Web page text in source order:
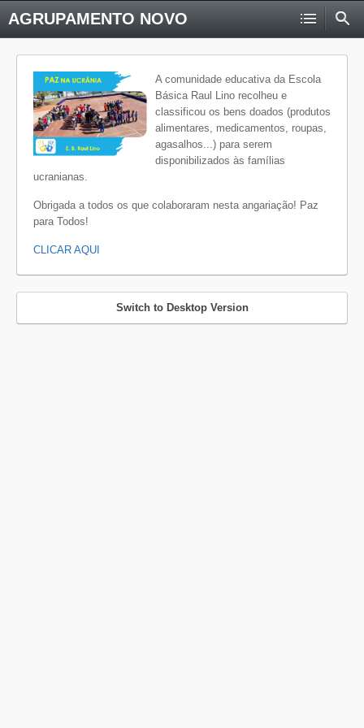
AGRUPAMENTO NOVO
A comunidade educativa da Escola
Básica Raul Lino recolheu e
classificou os bens doados (produtos
alimentares, medicamentos, roupas,
agasalhos...) para serem
disponibilizados às famílias
ucranianas.
Obrigada a todos os que colaboraram nesta angariação! Paz
para Todos!
CLICAR AQUI
Switch to Desktop Version